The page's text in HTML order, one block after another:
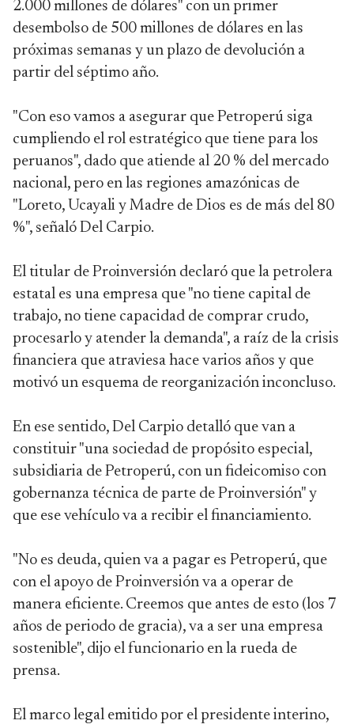
2.000 millones de dólares" con un primer
desembolso de 500 millones de dólares en las
próximas semanas y un plazo de devolución a
partir del séptimo año.
"Con eso vamos a asegurar que Petroperú siga
cumpliendo el rol estratégico que tiene para los
peruanos", dado que atiende al 20 % del mercado
nacional, pero en las regiones amazónicas de
"Loreto, Ucayali y Madre de Dios es de más del 80
%", señaló Del Carpio.
El titular de Proinversión declaró que la petrolera
estatal es una empresa que "no tiene capital de
trabajo, no tiene capacidad de comprar crudo,
procesarlo y atender la demanda", a raíz de la crisis
financiera que atraviesa hace varios años y que
motivó un esquema de reorganización inconcluso.
En ese sentido, Del Carpio detalló que van a
constituir "una sociedad de propósito especial,
subsidiaria de Petroperú, con un fideicomiso con
gobernanza técnica de parte de Proinversión" y
que ese vehículo va a recibir el financiamiento.
"No es deuda, quien va a pagar es Petroperú, que
con el apoyo de Proinversión va a operar de
manera eficiente. Creemos que antes de esto (los 7
años de periodo de gracia), va a ser una empresa
sostenible", dijo el funcionario en la rueda de
prensa.
El marco legal emitido por el presidente interino,